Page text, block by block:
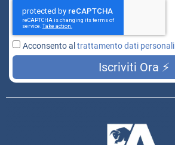
Acconsento al trattamento dati personali
Iscriviti Ora ⚡